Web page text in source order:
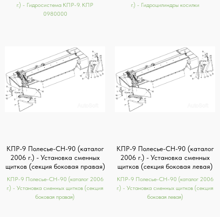
г.) - Гидросистема КПР-9. КПР
0980000
г.) - Гидроцилиндры косилки
КПР-9 Полесье-СН-90 (каталог
2006 г.) - Установка сменных
щитков (секция боковая правая)
КПР-9 Полесье-СН-90 (каталог 2006
г.) - Установка сменных щитков (секция
боковая правая)
КПР-9 Полесье-СН-90 (каталог
2006 г.) - Установка сменных
щитков (секция боковая левая)
КПР-9 Полесье-СН-90 (каталог 2006
г.) - Установка сменных щитков (секция
боковая левая)